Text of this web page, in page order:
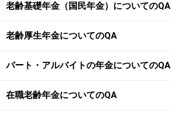
老齢基礎年金（国民年金）についてのQA
老齢厚生年金についてのQA
パート・アルバイトの年金についてのQA
在職老齢年金についてのQA